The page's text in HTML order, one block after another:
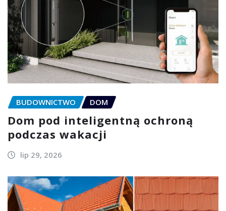
BUDOWNICTWO DOM
Dom pod inteligentną ochroną
podczas wakacji
lip 29, 2026